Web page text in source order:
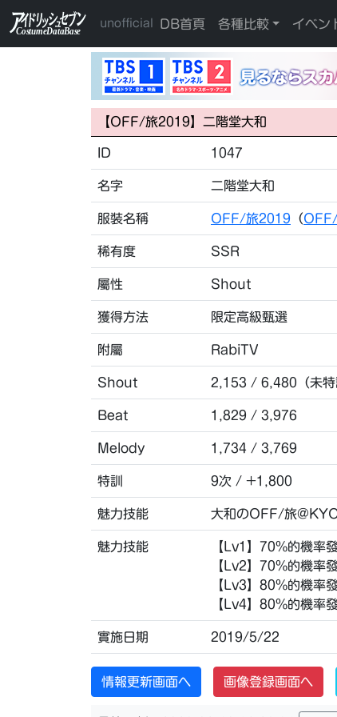
unofficial DB首頁 各種比較 イベン
【OFF/旅2019】二階堂大和
ID 1047
名字 二階堂大和
服裝名稱 OFF/旅2019 （
稀有度 SSR
屬性 Shout
獲得方法 限定高級甄選
附屬 RabiTV
Shout 2,153 / 6,480（未特
Beat 1,829 / 3,976
Melody 1,734 / 3,769
特訓 9次 / +1,800
魅力技能 大和のOFF/旅
魅力技能
【Lv1】70%的機率
【Lv2】70%的機率
【Lv3】80%的機率
【Lv4】80%的機率
實施日期 2019/5/22
情報更新画面へ 画像登録画面へ